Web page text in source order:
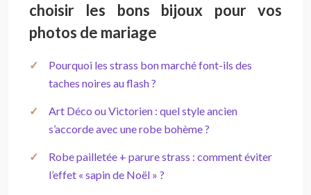
choisir les bons bijoux pour vos
photos de mariage
Pourquoi les strass bon marché font-ils des
taches noires au flash ?
Art Déco ou Victorien : quel style ancien
s’accorde avec une robe bohème ?
Robe pailletée + parure strass : comment éviter
l’effet « sapin de Noël » ?